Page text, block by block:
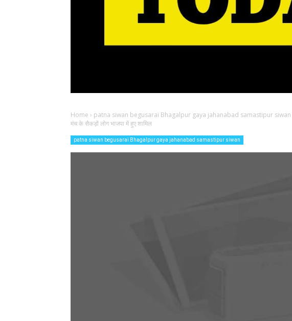
Home › patna siwan begusarai Bhagalpur gaya jahanabad samastipur siwan
मंच के सैकड़ों लोग भाजपा में हुए शामिल
patna siwan begusarai Bhagalpur gaya jahanabad samastipur siwan